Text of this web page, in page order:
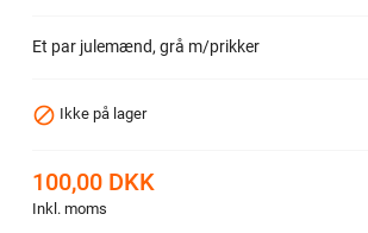
Et par julemænd, grå m/prikker
 Ikke på lager
100,00 DKK
Inkl. moms